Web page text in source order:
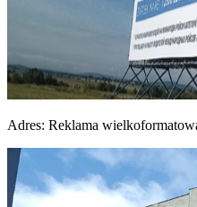
Adres: Reklama